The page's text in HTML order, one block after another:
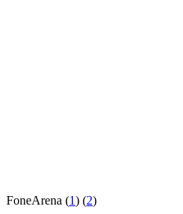
FoneArena (1) (2)